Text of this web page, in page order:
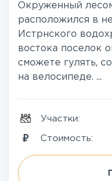
Окруженный
расположился в
Истрнского
востока поселок
сможете гулять,
на велосипеде. ...
Участки:
Стоимость: